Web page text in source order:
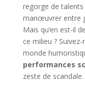
regorge de
manœuvrer entre
Mais qu’en est-il
ce milieu ?
monde
performances
zeste de scandale.